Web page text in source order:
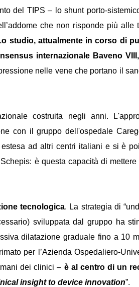
del TIPS – lo shunt porto-
che non risponde più alle
studio, attualmente in corso di
internazionale Baveno
nelle vene che portano il
costruita negli anni.
con il gruppo dell'ospedale
ad altri centri italiani e si è
è questa capacità di
tecnologica. La strategia di
sviluppata dal gruppo ha
dilatazione graduale fino a 10
per l’Azienda Ospedaliero-
dei clinici – è al centro di un
insight to device innovation”.